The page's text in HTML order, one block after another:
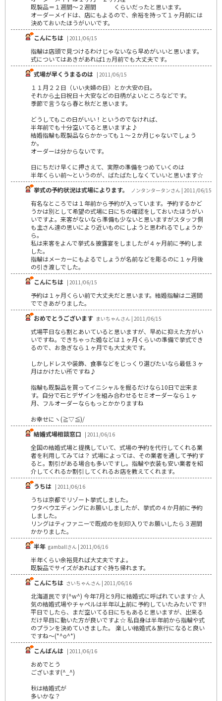
既製品＝１週間～２週間 くらいだったと思います。
オーダーメイドは、店にもよるので、余裕を持って１ヶ月前には
決めておいたほうがいいです。
こんにちは | 2011/06/15
指輪は店頭で見つけるわけじゃないなら早めがいいと思います。
式についてはあきがあれば1ヵ月前でも大丈夫です。
式場が早くうまるのは | 2011/06/15
１１月２２日（いい夫婦の日）とか大安の日。
それから土日祝日＋大安などの日柄がよいところなどです。
季節で言うなら春と秋だと思います。
どうしてもこの日がいい！というのでなければ、
半年前でも十分空いてると思いますよ♪
結婚指輪も既製品ならかかっても１～２か月じゃないでしょう
か。
オーダーは分からないです。
日にちだけ早くに押さえて、実際の準備をつめていくのは
半年くらい前～というのが、ばたばたしなくていいと思います☆
挙式の予約状況は式場によります。
ノンタンタータンさん | 2011/06/15
有名なところでは１年前から予約が入っています。予約するかど
うかは別として希望の式場に日にちの確認をしておいたほうがい
いですよ。来客がないなら準備も少ないと思いますがスタッフ側
も主さん達の思いにより近いものにしようと思われるでしょうか
ら。
私は来客をよんで挙式＆披露宴をしましたが４ヶ月前に予約しま
した。
指輪はメーカーにもよるでしょうが名前などを彫るのに１ヶ月後
の引き渡しでした。
こんにちは | 2011/06/15
予約は１ヶ月くらい前で大丈夫だと思います。結婚指輪は二週間
でできあがりました。
おめでとうございます まいちゃんさん | 2011/06/15
式場平日なら割とあいていると思いますが、早めに抑えた方がい
いですね。できちゃった婚などは１ヶ月くらいの準備で挙式でき
るので、お急ぎなら１ヶ月でも大丈夫です。
しかしドレスや装飾、食事などをじっくり選びたいなら最低３ヶ
月はかけたい所ですね♪
指輪も既製品を買ってイニシャルを掘るだけなら10日で出来ま
す。自分で石とデザインを組み合わせるセミオーダーなら１ヶ
月、フルオーダーならもっとかかりますね
お幸せにヽ(≧▽≦)/
結婚式場相談窓口 | 2011/06/16
全国の結婚式場と提携していて、式場の予約を代行してくれる業
者を利用してみては？ 式場によっては、その業者を通して予約す
ると。割引がある場合も多いですし。指輪や衣装も安い業者を紹
介してくれるか割引してくれるお店を教えてくれます。
うちは | 2011/06/16
うちは京都でリゾート挙式しました。
ワタベウエディングにお願いしましたが、挙式の４か月前に予約
しました。
リングはティファニーで既成のを刻印入りでお願いしたら３週間
かかりました。
半年 gamballさん | 2011/06/16
半年くらい余裕見れば大丈夫ですよ。
既製品でサイズがあればすぐ持ち帰れます。
こんにちは さいちゃんさん | 2011/06/16
北海道民です(^w^) 今年7月と9月に結婚式に呼ばれています☆ 人
気の結婚式場やチャペルは半年以上前に予約していたみたいです!!
平日でしたら、まだ空いてる日にちもあると思いますが、出来る
だけ早目に動いた方が良いですよ☆ 私自身は半年前から指輪や式
のプランを決めていきました。 楽しい結婚式＆旅行になると良い
ですね～(*^o^*)
こんばんは | 2011/06/16
おめでとう
ございます(^_^)
秋は結婚式が
多いかな？